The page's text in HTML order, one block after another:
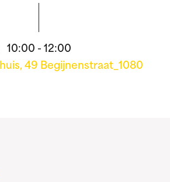
- 12:00
49 Begijnenstraat_1080